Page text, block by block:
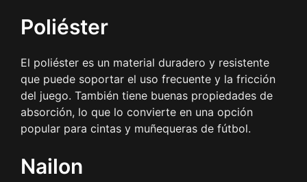
Poliéster
El poliéster es un material duradero y resistente
que puede soportar el uso frecuente y la fricción
del juego. También tiene buenas propiedades de
absorción, lo que lo convierte en una opción
popular para cintas y muñequeras de fútbol.
Nailon